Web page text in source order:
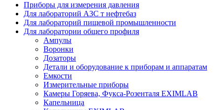
Приборы для измерения давления
Для лабораторий АЗС т нефтебаз
Для лабораторий пищевой промышленности
Для лаборатории общего профиля
Ампулы
Воронки
Дозаторы
Детали и оборудование к приборам и аппаратам
Емкости
Измерительные приборы
Камеры Горяева, Фукса-Розенталя EXIMLAB
Капельница